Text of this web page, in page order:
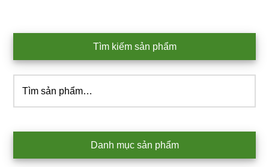
Tìm kiếm sản phẩm
kiếm:
Danh mục sản phẩm